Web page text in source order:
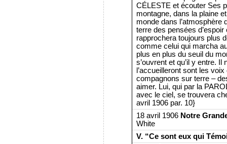
CÉLESTE et écouter Ses
montagne, dans la plaine
monde dans l’atmosphère
terre des pensées
rapprochera toujours plus
comme celui qui marcha
plus en plus du seuil du
s’ouvrent et qu’il y entre.
l’accueilleront sont les
compagnons sur terre –
aimer. Lui, qui par la
avec le ciel, se trouvera
avril 1906 par. 10}
18 avril 1906 Notre
White
V. “Ce sont eux qui